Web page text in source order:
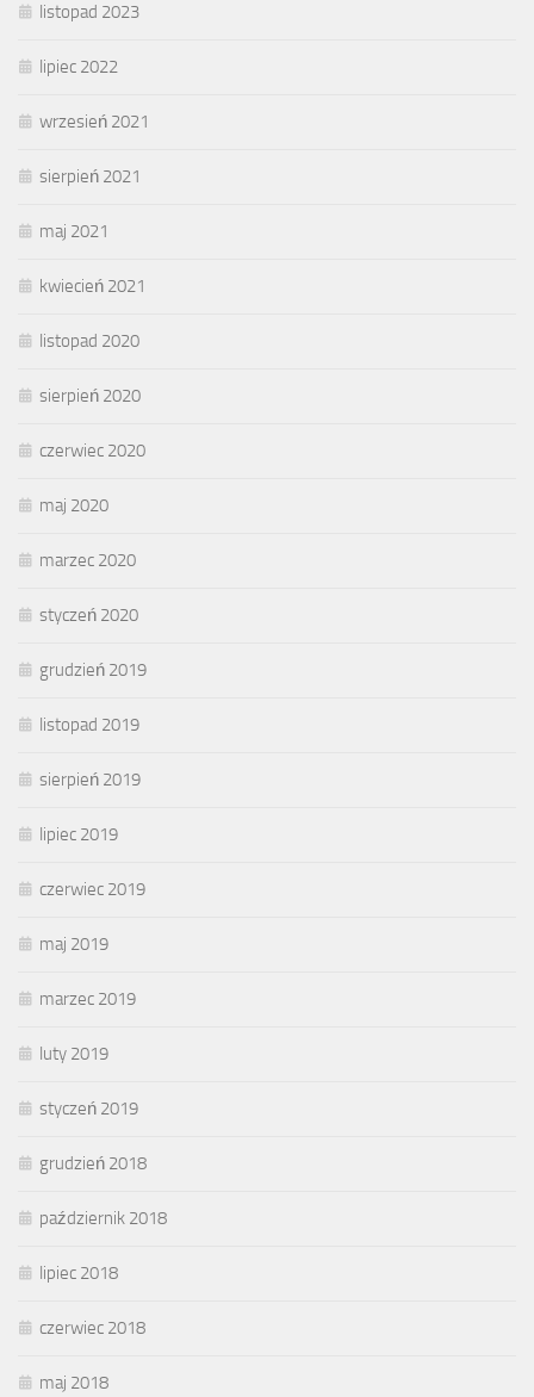
listopad 2023
lipiec 2022
wrzesień 2021
sierpień 2021
maj 2021
kwiecień 2021
listopad 2020
sierpień 2020
czerwiec 2020
maj 2020
marzec 2020
styczeń 2020
grudzień 2019
listopad 2019
sierpień 2019
lipiec 2019
czerwiec 2019
maj 2019
marzec 2019
luty 2019
styczeń 2019
grudzień 2018
październik 2018
lipiec 2018
czerwiec 2018
maj 2018